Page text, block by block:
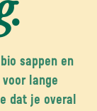
sappen en
lange
dat je overal